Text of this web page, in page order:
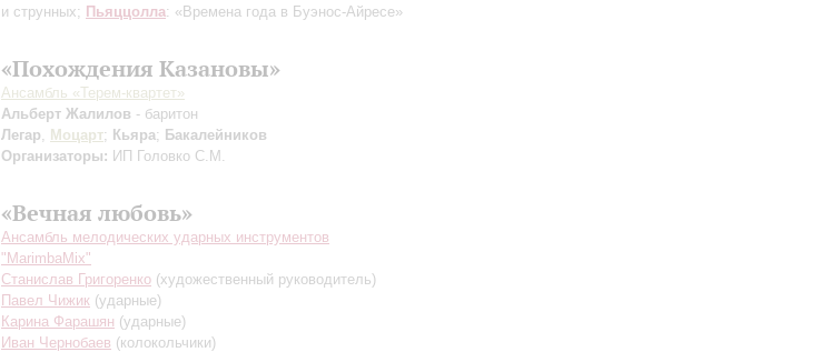
и струнных; Пьяццолла: «Времена года в Буэнос-Айресе»
«Похождения Казановы»
Ансамбль «Терем-квартет»
Альберт Жалилов - баритон
Легар, Моцарт; Кьяра; Бакалейников
Организаторы: ИП Головко С.М.
«Вечная любовь»
Ансамбль мелодических ударных инструментов
"MarimbaMix"
Станислав Григоренко (художественный руководитель)
Павел Чижик (ударные)
Карина Фарашян (ударные)
Иван Чернобаев (колокольчики)